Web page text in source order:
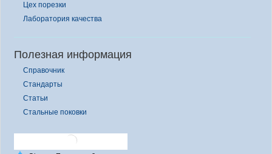
Цех порезки
Лаборатория качества
Полезная информация
Справочник
Стандарты
Статьи
Стальные поковки